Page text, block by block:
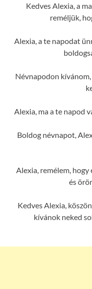
Kedves Alexia, a
reméljük,
Alexia, a te napodat
Névnapodon
Alexia, ma a te napod
Boldog névnapot,
Alexia, remélem, hogy
és
Kedves Alexia,
kívánok neked